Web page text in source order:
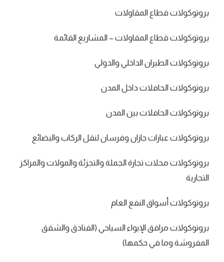
بروتوكولات قطاع المقاولات
بروتوكولات قطاع المقاولات – المشاريع القائمة
بروتوكولات الطيران الداخلي والدولي
بروتوكولات الحافلات داخل المدن
بروتوكولات الحافلات بين المدن
بروتوكولات عبارات جازان وفرسان لنقل الركاب والبضائع
بروتوكولات محلات تجارة الجملة والتجزئة والمولات والمراكز
التجارية
بروتوكولات أسواق النفع العام
بروتوكولات مرافق الإيواء السياحي (الفنادق والشقق
المفروشة وما في حكمها)